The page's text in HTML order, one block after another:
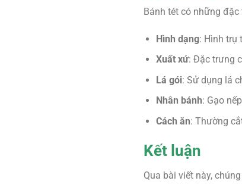
Bánh tét có những
Hình dạng: Hình trụ
Xuất xứ: Đặc trưng
Lá gói: Sử dụng lá
Nhân bánh: Gạo
Cách ăn: Thường
Kết luận
Qua bài viết này,